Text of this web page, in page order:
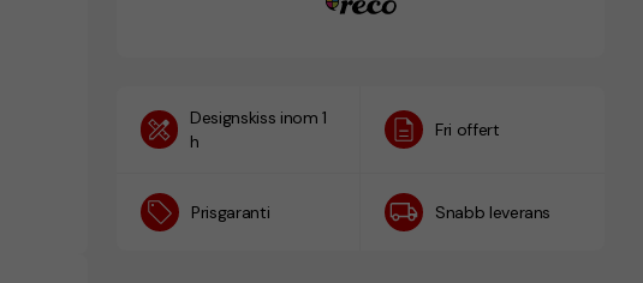
Designskiss inom 1
h
Fri offert
Prisgaranti Snabb leverans